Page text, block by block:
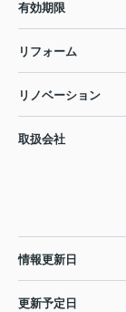
有効期限
リフォーム
リノベーション
取扱会社
情報更新日
更新予定日